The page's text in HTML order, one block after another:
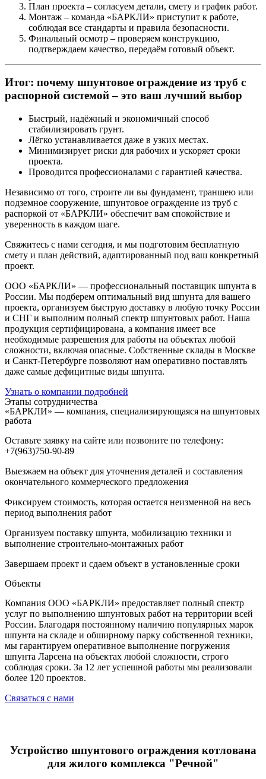
План проекта – согласуем детали, смету и график работ.
Монтаж – команда «БАРКЛИ» приступит к работе,
соблюдая все стандарты и правила безопасности.
Финальный осмотр – проверяем конструкцию,
подтверждаем качество, передаём готовый объект.
Итог: почему шпунтовое ограждение из труб с
распорной системой – это ваш лучший выбор
Быстрый, надёжный и экономичный способ
стабилизировать грунт.
Лёгко устанавливается даже в узких местах.
Минимизирует риски для рабочих и ускоряет сроки
проекта.
Проводится профессионалами с гарантией качества.
Независимо от того, строите ли вы фундамент, траншею или
подземное сооружение, шпунтовое ограждение из труб с
распоркой от «БАРКЛИ» обеспечит вам спокойствие и
уверенность в каждом шаге.
Свяжитесь с нами сегодня, и мы подготовим бесплатную
смету и план действий, адаптированный под ваш конкретный
проект.
ООО «БАРКЛИ» — профессиональный поставщик шпунта в
России. Мы подберем оптимальный вид шпунта для вашего
проекта, организуем быструю доставку в любую точку России
и СНГ и выполним полный спектр шпунтовых работ. Наша
продукция сертифицирована, а компания имеет все
необходимые разрешения для работы на объектах любой
сложности, включая опасные. Собственные склады в Москве
и Санкт-Петербурге позволяют нам оперативно поставлять
даже самые дефицитные виды шпунта.
Узнать о компании подробней
Этапы сотрудничества
«БАРКЛИ» — компания, специализирующаяся на шпунтовых
работа
Оставьте заявку на сайте или позвоните по телефону:
+7(963)750-90-89
Выезжаем на объект для уточнения деталей и составления
окончательного коммерческого предложения
Фиксируем стоимость, которая остается неизменной на весь
период выполнения работ
Организуем поставку шпунта, мобилизацию техники и
выполнение строительно-монтажных работ
Завершаем проект и сдаем объект в установленные сроки
Объекты
Компания ООО «БАРКЛИ» предоставляет полный спектр
услуг по выполнению шпунтовых работ на территории всей
России. Благодаря постоянному наличию популярных марок
шпунта на складе и обширному парку собственной техники,
мы гарантируем оперативное выполнение погружения
шпунта Ларсена на объектах любой сложности, строго
соблюдая сроки. За 12 лет успешной работы мы реализовали
более 120 проектов.
Связаться с нами
Устройство шпунтового ограждения котлована
для жилого комплекса "Речной"